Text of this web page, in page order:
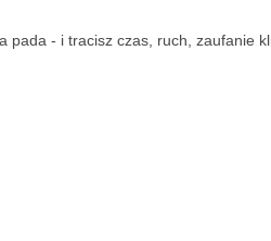
pada - i tracisz czas, ruch, zaufanie